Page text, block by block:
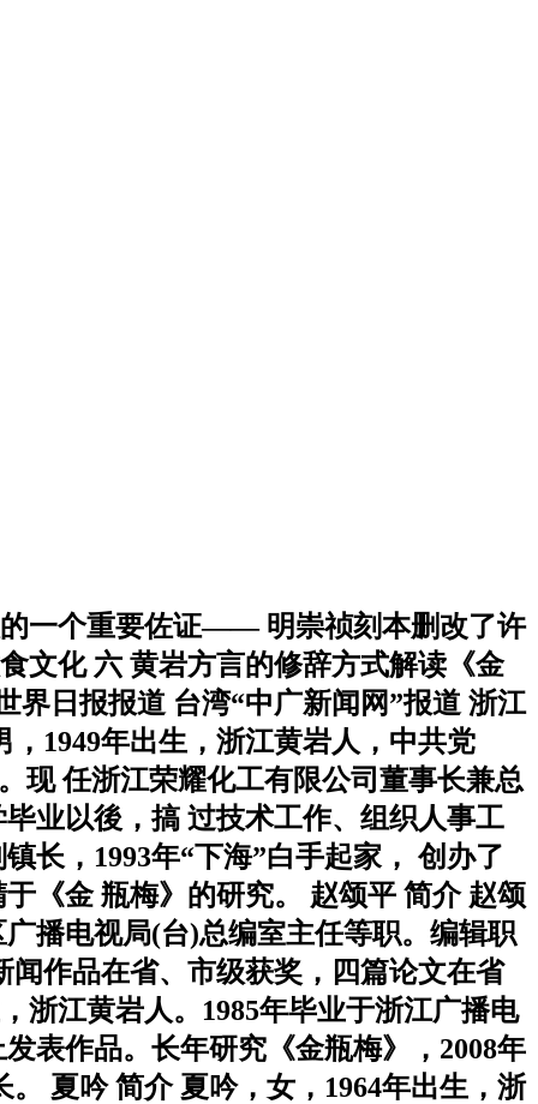
的一个重要佐证—— 明崇祯刻本删改了许
文化 六 黄岩方言的修辞方式解读《金
界日报报道 台湾“中广新闻网”报道 浙江
1949年出生，浙江黄岩人，中共党
现 任浙江荣耀化工有限公司董事长兼总
业以後，搞 过技术工作、组织人事工
长，1993年“下海”白手起家， 创办了
《金 瓶梅》的研究。 赵颂平 简介 赵颂
播电视局(台)总编室主任等职。编辑职
作品在省、市级获奖，四篇论文在省
浙江黄岩人。1985年毕业于浙江广播电
表作品。长年研究《金瓶梅》，2008年
夏吟 简介 夏吟，女，1964年出生，浙